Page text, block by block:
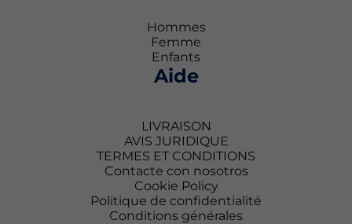
Hommes
Femme
Enfants
Aide
LIVRAISON
AVIS JURIDIQUE
TERMES ET CONDITIONS
Contacte con nosotros
Cookie Policy
Politique de confidentialité
Conditions générales